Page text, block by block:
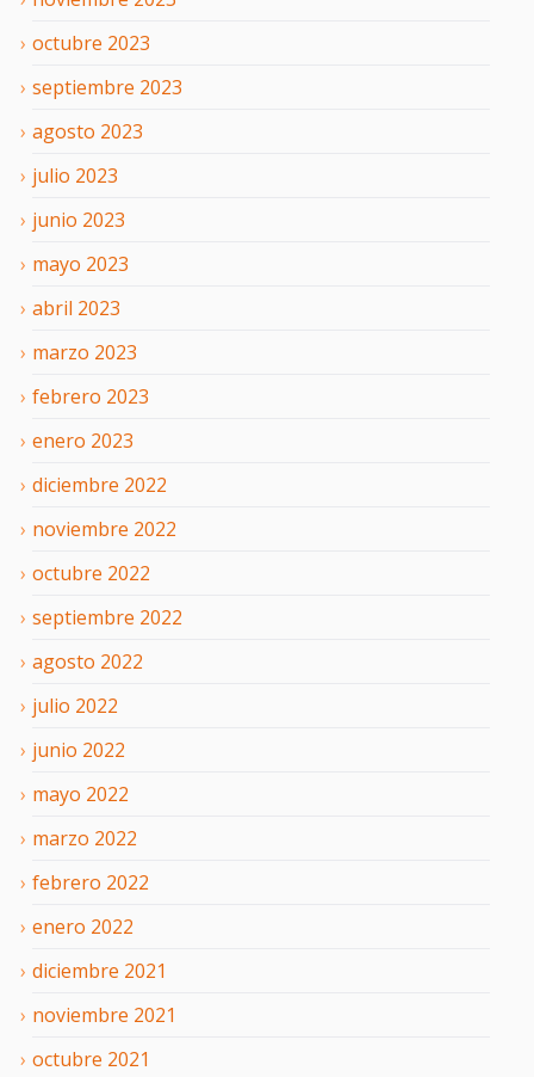
octubre 2023
septiembre 2023
agosto 2023
julio 2023
junio 2023
mayo 2023
abril 2023
marzo 2023
febrero 2023
enero 2023
diciembre 2022
noviembre 2022
octubre 2022
septiembre 2022
agosto 2022
julio 2022
junio 2022
mayo 2022
marzo 2022
febrero 2022
enero 2022
diciembre 2021
noviembre 2021
octubre 2021